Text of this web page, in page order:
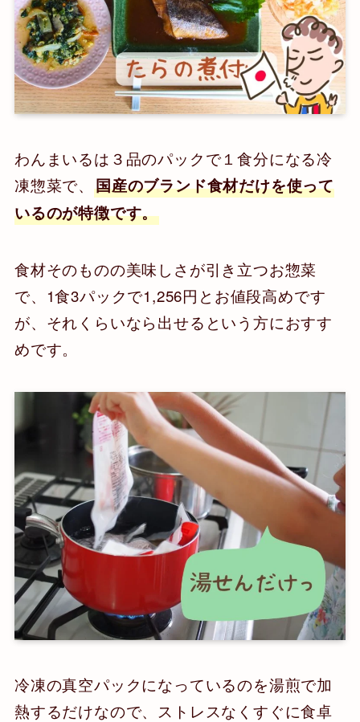
わんまいるは３品のパックで１食分になる冷
凍惣菜で、 国産のブランド食材だけを使って
いるのが特徴です。
食材そのものの美味しさが引き立つお惣菜
で、1食3パックで1,256円とお値段高めです
が、それくらいなら出せるという方におすす
めです。
冷凍の真空パックになっているのを湯煎で加
熱するだけなので、ストレスなくすぐに食卓